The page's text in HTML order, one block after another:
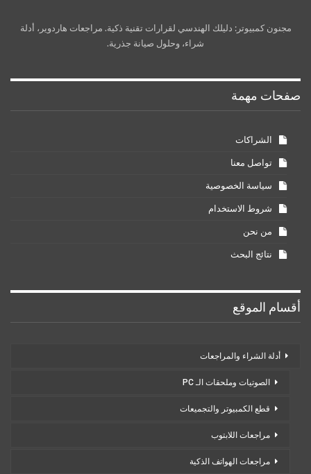
مجنون كمبيوتر: دليلك الهندسي لقرارات تقنية ذكية. مراجعات هاردوير، أدلة
شراء، وحلول صيانة جذرية.
صفحات مهمة
الشراكات
تواصل معنا
سياسة الخصوصية
شروط الاستخدام
من نحن
نتائج البحث
أقسام الموقع
أدلة الشراء والمراجعات
الصوتيات وملحقات الـ PC
قطع الكمبيوتر والتجميعات
مراجعات اللابتوب
مراجعات الهواتف الذكية